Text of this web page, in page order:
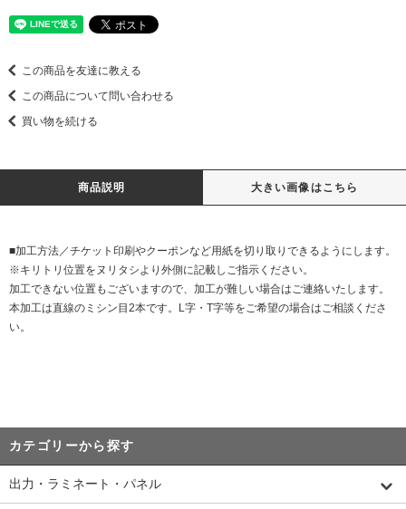
この商品を友達に教える
この商品について問い合わせる
買い物を続ける
商品説明 大きい画像はこちら
■加工方法／チケット印刷やクーポンなど用紙を切り取りできるようにします。
※キリトリ位置をヌリタシより外側に記載しご指示ください。
加工できない位置もございますので、加工が難しい場合はご連絡いたします。
本加工は直線のミシン目2本です。L字・T字等をご希望の場合はご相談くださ
い。
カテゴリーから探す
出力・ラミネート・パネル